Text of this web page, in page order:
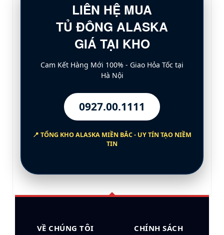
LIÊN HỆ MUA
TỦ ĐÔNG ALASKA
GIÁ TẠI KHO
Cam Kết Hàng Mới 100% - Giao Hỏa Tốc tại
Hà Nội
0927.00.1111
📍 TỔNG KHOALASKA MIỀN BẮC- UY TÍN TẠO NIỀM
TIN
VỀ CHÚNG TÔI CHÍNH SÁCH